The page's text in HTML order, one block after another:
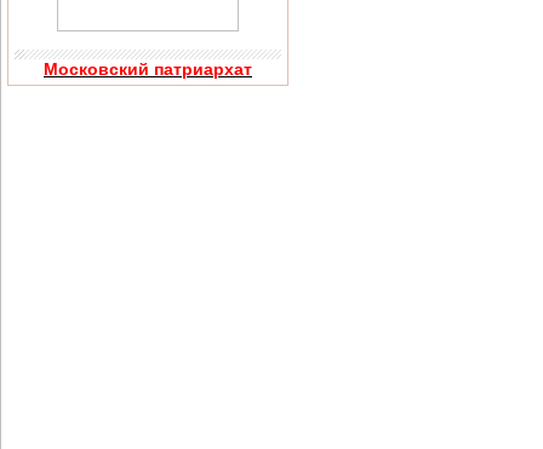
Московский патриархат